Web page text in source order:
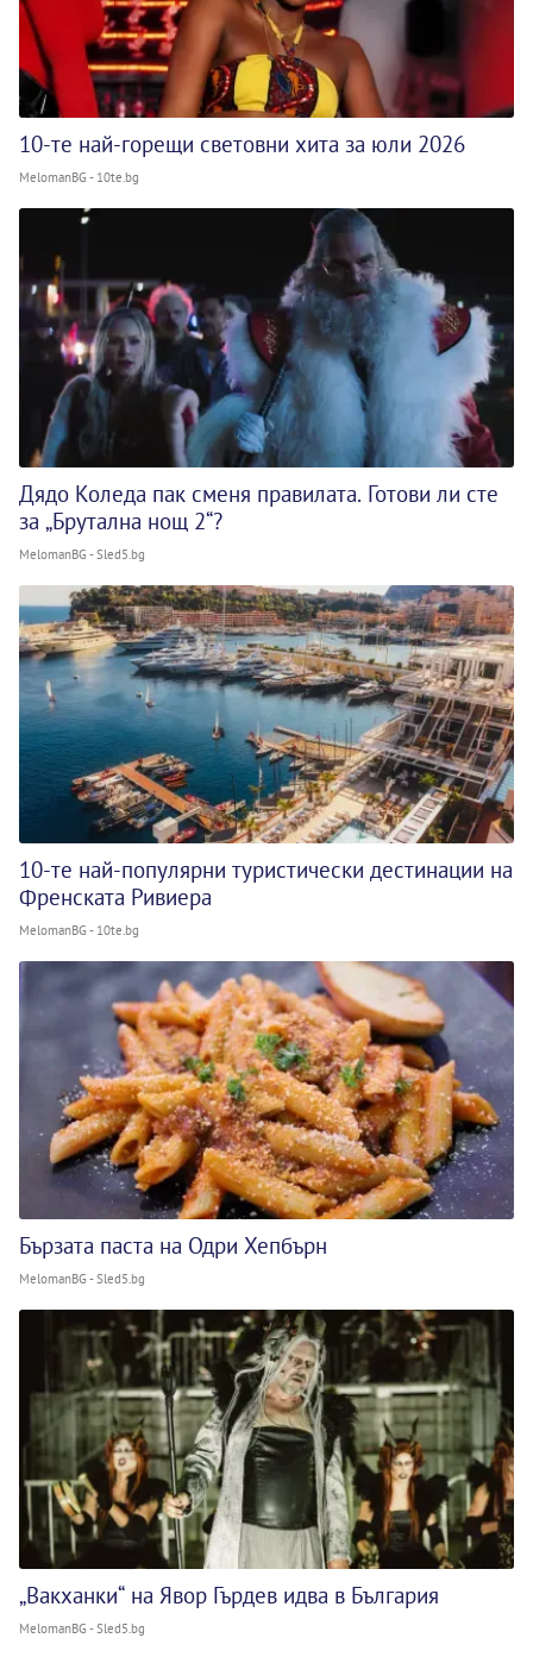
10-те най-горещи световни хита за юли 2026
MelomanBG - 10te.bg
Дядо Коледа пак сменя правилата. Готови ли сте
за „Брутална нощ 2“?
MelomanBG - Sled5.bg
10-те най-популярни туристически дестинации на
Френската Ривиера
MelomanBG - 10te.bg
Бързата паста на Одри Хепбърн
MelomanBG - Sled5.bg
„Вакханки“ на Явор Гърдев идва в България
MelomanBG - Sled5.bg